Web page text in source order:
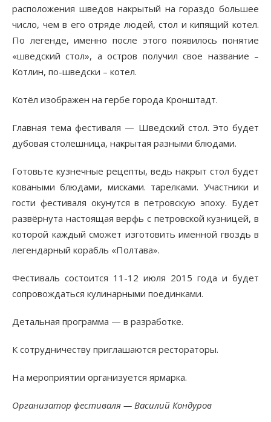
расположения шведов накрытый на гораздо большее
число, чем в его отряде людей, стол и кипящий котел.
По легенде, именно после этого появилось понятие
«шведский стол», а остров получил свое название –
Котлин, по-шведски – котел.
Котёл изображен на гербе города Кронштадт.
Главная тема фестиваля — Шведский стол. Это будет
дубовая столешница, накрытая разными блюдами.
Готовьте кузнечные рецепты, ведь накрыт стол будет
коваными блюдами, мисками. тарелками. Участники и
гости фестиваля окунутся в петровскую эпоху. Будет
развёрнута настоящая верфь с петровской кузницей, в
которой каждый сможет изготовить именной гвоздь в
легендарный корабль «Полтава».
Фестиваль состоится 11-12 июля 2015 года и будет
сопровождаться кулинарными поединками.
Детальная программа — в разработке.
К сотрудничеству приглашаются рестораторы.
На мероприятии организуется ярмарка.
Организатор фестиваля — Василий Кондуров